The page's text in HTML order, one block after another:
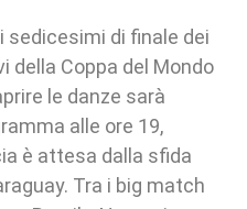
sedicesimi di finale dei
della Coppa del Mondo
le danze sarà
alle ore 19,
è attesa dalla sfida
Tra i big match